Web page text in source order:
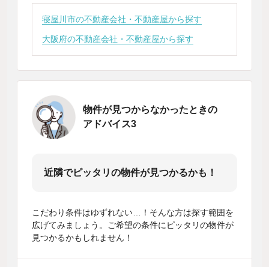
寝屋川市の不動産会社・不動産屋から探す
大阪府の不動産会社・不動産屋から探す
物件が見つからなかったときの
アドバイス3
近隣でピッタリの物件が見つかるかも！
こだわり条件はゆずれない…！そんな方は探す範囲を
広げてみましょう。ご希望の条件にピッタリの物件が
見つかるかもしれません！